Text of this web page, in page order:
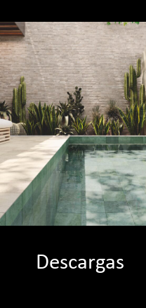
Descargas